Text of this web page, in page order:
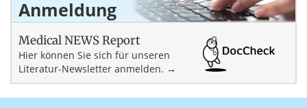
Anmeldung
Medical NEWS Report
Hier können Sie sich für unseren
Literatur-Newsletter anmelden. →